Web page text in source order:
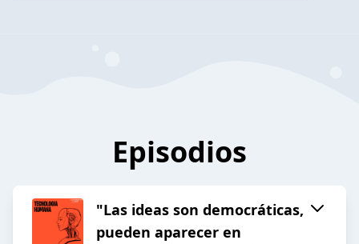
Episodios
"Las ideas son democráticas,
pueden aparecer en